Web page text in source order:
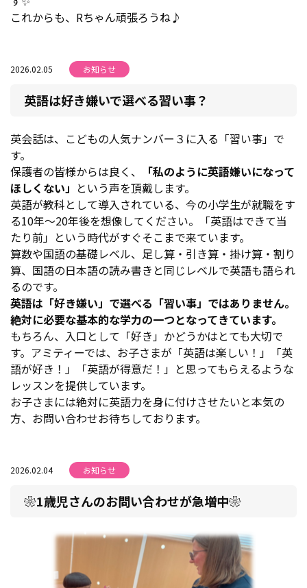
これからも、Rちゃん頑張ろうね♪
2026.02.05 お知らせ
英語は好き嫌いで選べる習い事？
英会話は、こどもの人気ナンバー３に入る「習い事」で
す。
保護者の皆様からは良く、
「私のように英語嫌いになって
ほしくない」 という声を頂戴します。
英語が教科として導入されている、今の小学生が就職をす
る10年～20年後を想像してください。「英語はできて当
たり前」という時代がすぐそこまで来ています。
算数や国語の基礎レベル、足し算・引き算・掛け算・割り
算、国語の日本語の読み書きと同じレベルで英語も語られ
るのです。
英語は「好き嫌い」で選べる「習い事」ではありません。
絶対に必要な基本的な学力の一つとなってきています。
もちろん、入口として「好き」かどうかはとても大切で
す。アミティーでは、お子さまが「英語は楽しい！」「英
語が好き！」「英語が得意だ！」と思ってもらえるような
レッスンを提供しています。
お子さまには絶対に英語力を身に付けさせたいと本気の
方、お問い合わせお待ちしております。
2026.02.04 お知らせ
❀1歳児さんのお問い合わせが急増中❀